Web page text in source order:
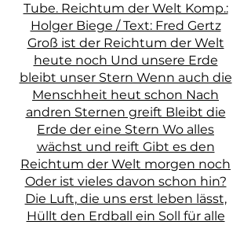
Tube. Reichtum der Welt Komp.:
Holger Biege / Text: Fred Gertz
Groß ist der Reichtum der Welt
heute noch Und unsere Erde
bleibt unser Stern Wenn auch die
Menschheit heut schon Nach
andren Sternen greift Bleibt die
Erde der eine Stern Wo alles
wächst und reift Gibt es den
Reichtum der Welt morgen noch
Oder ist vieles davon schon hin?
Die Luft, die uns erst leben lässt,
Hüllt den Erdball ein Soll für alle